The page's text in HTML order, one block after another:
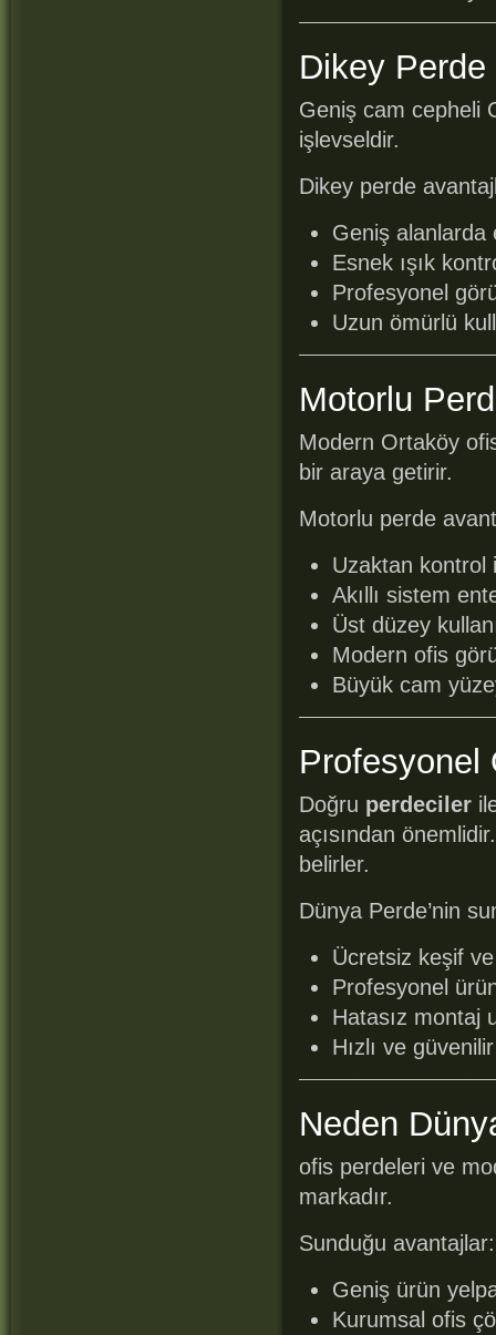
Dikey
Geniş cam cepheli
işlevseldir.
Dikey perde
Geniş alanlarda
Esnek ışık
Profesyonel
Uzun ömürlü
Motorlu
Modern Ortaköy
bir araya getirir.
Motorlu perde
Uzaktan kontrol
Akıllı sistem
Üst düzey
Modern ofis
Büyük cam
Profesyonel
Doğru perdeciler
açısından
belirler.
Dünya Perde’nin
Ücretsiz keşif
Profesyonel
Hatasız montaj
Hızlı ve
Neden
ofis perdeleri ve
markadır.
Sunduğu avantajlar:
Geniş ürün
Kurumsal ofis